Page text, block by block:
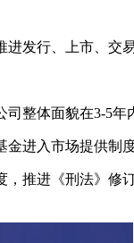
发行、上市、交
整体面貌在3-5年
进入市场提供制
推进《刑法》